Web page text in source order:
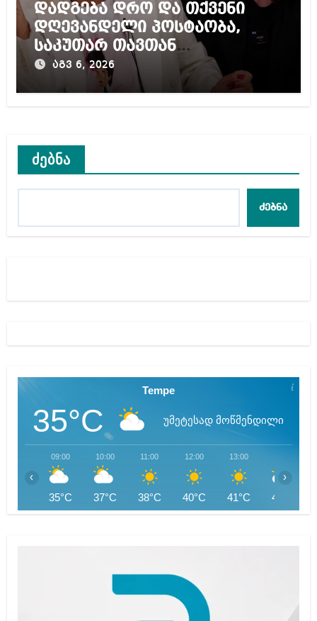
დადგება დრო და თქვენი
დღევანდელი პოსტაობა,
საკუთარ თავთან
შეგარცხვენთ – ეკა კუპატაძე
ნანუკა ჟორჟოლიანს
აგვ 6, 2026
ძებნა
ძებნა
Tempe
35°C უმეტესად მოწმენდილი
09:00
35°C
10:00
37°C
11:00
38°C
12:00
40°C
13:00
41°C 42°C
‹ ›